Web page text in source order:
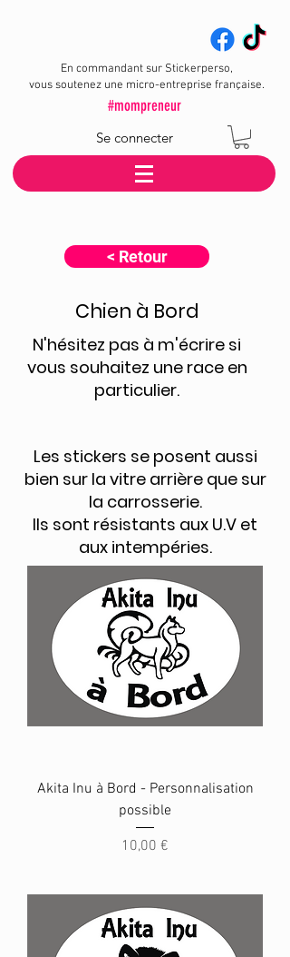
En commandant sur Stickerperso,
vous soutenez une micro-entreprise française.
#mompreneur
Se connecter
< Retour
Chien à Bord
N'hésitez pas à m'écrire si
vous souhaitez une race en
particulier.
Les stickers se posent aussi
bien sur la vitre arrière que sur
la carrosserie.
Ils sont résistants aux U.V et
aux intempéries.
Akita Inu à Bord - Personnalisation
possible
Prix
10,00 €